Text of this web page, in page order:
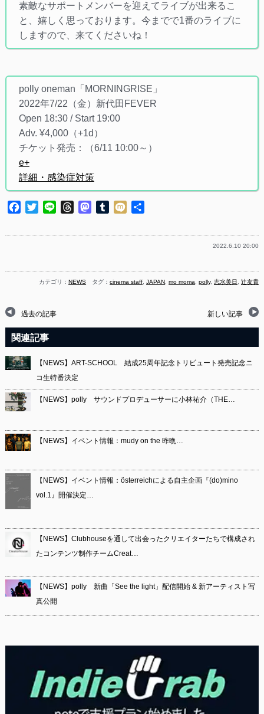
素敵なサポートメンバーを迎えてライブが出来るこ
と、嬉しく思っております。今までで1番のライブに
しますので、来てくださいね！
polly oneman「MORNINGRISE」
2022年7/22（金）新代田FEVER
Open 18:30 / Start 19:00
Adv. ¥4,000（+1d）
チケット発売：（6/11 10:00～）
e+
詳細・感染症対策
Facebook
TwitterLine ThreadsMastodon
Tumblr
Mixi
2022.6.10 20:00
カテゴリ：NEWS タグ：cinema staff ,JAPAN ,mo moma ,polly,志水美日 ,辻友貴
過去の記事 新しい記事
関連記事
【NEWS】ART-SCHOOL 結成25周年記念トリビュート発売記念ニ
コ生特番決定
【NEWS】polly サウンドプロデューサーに小林祐介（THE…
【NEWS】イベント情報：mudy on the 昨晩…
【NEWS】イベント情報：österreichによる自主企画『(do)mino
vol.1』開催決定…
【NEWS】Clubhouseを通して出会ったクリエイターたちで構成され
たコンテンツ制作チームCreat…
【NEWS】polly 新曲「See the light」配信開始 & 新アーティスト写
真公開